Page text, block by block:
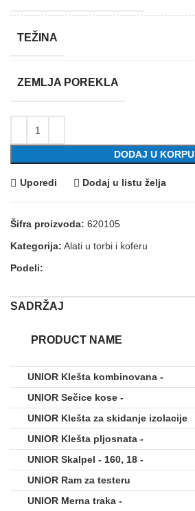
TEŽINA
ZEMLJA POREKLA
DODAJ U KORPU
Uporedi Dodaj u listu želja
Šifra proizvoda: 620105
Kategorija: Alati u torbi i koferu
Podeli:
SADRŽAJ
PRODUCT NAME
UNIOR Klešta kombinovana -
UNIOR Sečice kose -
UNIOR Klešta za skidanje izolacije
UNIOR Klešta pljosnata -
UNIOR Skalpel - 160, 18 -
UNIOR Ram za testeru
UNIOR Merna traka -